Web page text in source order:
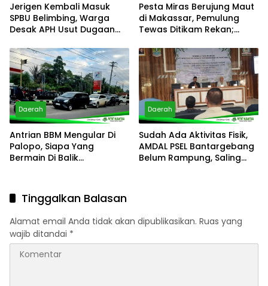
Jerigen Kembali Masuk
SPBU Belimbing, Warga
Desak APH Usut Dugaan
Pesta Miras Berujung Maut
di Makassar, Pemulung
Tewas Ditikam Rekan;
Pelaku
Daerah
Antrian BBM Mengular Di
Palopo, Siapa Yang
Bermain Di Balik
Daerah
Sudah Ada Aktivitas Fisik,
AMDAL PSEL Bantargebang
Belum Rampung, Saling
Tinggalkan Balasan
Alamat email Anda tidak akan dipublikasikan. Ruas yang
wajib ditandai *